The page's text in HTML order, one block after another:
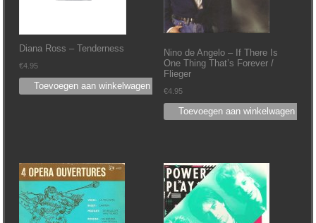
Diana Ross ‎– Tenderness
€4.95
Toevoegen aan winkelwagen
Nino de Angelo ‎– If There Is
One Thing That’s Forever /
Flieger
€4.95
Toevoegen aan winkelwagen